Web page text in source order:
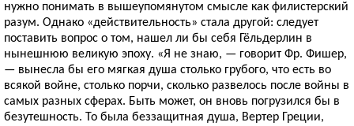
нужно понимать в вышеупомянутом смысле как филистерский
разум. Однако «действительность» стала другой: следует
поставить вопрос о том, нашел ли бы себя Гёльдерлин в
нынешнюю великую эпоху. «Я не знаю, — говорит Фр. Фишер,
— вынесла бы его мягкая душа столько грубого, что есть во
всякой войне, столько порчи, сколько развелось после войны в
самых разных сферах. Быть может, он вновь погрузился бы в
безутешность. То была беззащитная душа, Вертер Греции,